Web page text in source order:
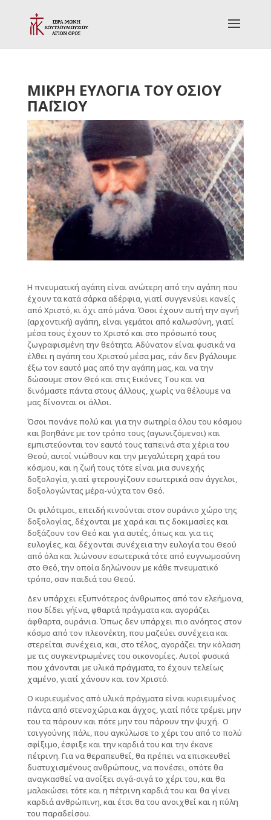
ΜΙΚΡΗ ΕΥΛΟΓΙΑ ΤΟΥ ΟΣΙΟΥ
ΠΑΪΣΙΟΥ
Η πνευματική αγάπη είναι ανώτερη από την αγάπη που
έχουν τα κατά σάρκα αδέρφια, γιατί συγγενεύει κανείς
από Χριστό, κι όχι από μάνα. Όσοι έχουν αυτή την αγνή
(αρχοντική) αγάπη, είναι γεμάτοι από καλωσύνη, γιατί
μέσα τους έχουν το Χριστό και στο πρόσωπό τους
ζωγραφισμένη την θεότητα. Αδύνατον είναι φυσικά να
έλθει η αγάπη του Χριστού μέσα μας, εάν δεν βγάλουμε
έξω τον εαυτό μας από την αγάπη μας, και να την
δώσουμε στον Θεό και στις Εικόνες Του και να
δινόμαστε πάντα στους άλλους, χωρίς να θέλουμε να
μας δίνονται οι άλλοι.
Όσοι πονάνε πολύ και για την σωτηρία όλου του κόσμου
και βοηθάνε με τον τρόπο τους (αγωνιζόμενοι) και
εμπιστεύονται τον εαυτό τους ταπεινά στα χέρια του
Θεού, αυτοί νιώθουν και την μεγαλύτερη χαρά του
κόσμου, και η ζωή τους τότε είναι μια συνεχής
δοξολογία, γιατί φτερουγίζουν εσωτερικά σαν άγγελοι,
δοξολογώντας μέρα-νύχτα τον Θεό.
Οι φιλότιμοι, επειδή κινούνται στον ουράνιο χώρο της
δοξολογίας, δέχονται με χαρά και τις δοκιμασίες και
δοξάζουν τον Θεό και για αυτές, όπως και για τις
ευλογίες, και δέχονται συνέχεια την ευλογία του Θεού
από όλα και λιώνουν εσωτερικά τότε από ευγνωμοσύνη
στο Θεό, την οποία δηλώνουν με κάθε πνευματικό
τρόπο, σαν παιδιά του Θεού.
Δεν υπάρχει εξυπνότερος άνθρωπος από τον ελεήμονα,
που δίδει γήϊνα, φθαρτά πράγματα και αγοράζει
άφθαρτα, ουράνια. Όπως δεν υπάρχει πιο ανόητος στον
κόσμο από τον πλεονέκτη, που μαζεύει συνέχεια και
στερείται συνέχεια, και, στο τέλος, αγοράζει την κόλαση
με τις συγκεντρωμένες του οικονομίες. Αυτοί φυσικά
που χάνονται με υλικά πράγματα, το έχουν τελείως
χαμένο, γιατί χάνουν και τον Χριστό.
Ο κυριευμένος από υλικά πράγματα είναι κυριευμένος
πάντα από στενοχώρια και άγχος, γιατί πότε τρέμει μην
του τα πάρουν και πότε μην του πάρουν την ψυχή. Ο
τσιγγούνης πάλι, που αγκύλωσε το χέρι του από το πολύ
σφίξιμο, έσφιξε και την καρδιά του και την έκανε
πέτρινη. Για να θεραπευθεί, θα πρέπει να επισκευθεί
δυστυχισμένους ανθρώπους, να πονέσει, οπότε θα
αναγκασθεί να ανοίξει σιγά-σιγά το χέρι του, και θα
μαλακώσει τότε και η πέτρινη καρδιά του και θα γίνει
καρδιά ανθρώπινη, και έτσι θα του ανοιχθεί και η πύλη
του παραδείσου.